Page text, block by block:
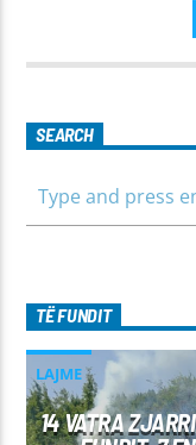
informues dhe
para të ditës me
SEARCH
TË FUNDIT
LAJME
14 VATRA